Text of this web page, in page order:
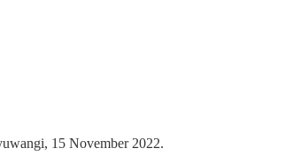
15 November 2022.